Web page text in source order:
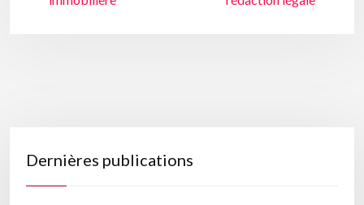
Dernières publications